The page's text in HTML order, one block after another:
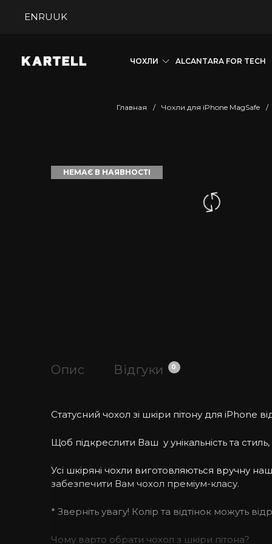
ENRUUK
ЧОХЛИ ALCANTARA FOR TECH
Главная / Чохли для iPhone MagSafe /
НЕМАЄ В НАЯВНОСТІ
Опис Відгуки 0
Статусний чохол зі шкіри пітону для iPhone
Щоб підкреслити Ваш у унікальність та
Усі шкіряні чохли виготовляються вручну
забезпечити Вам чохол преміум-класу.
* Зверніть увагу! Колір та відтінок можуть
Чому варто обрати чохол з шкіри пітона?